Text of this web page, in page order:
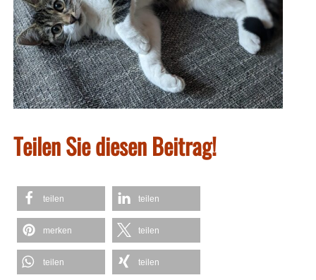
Teilen Sie diesen Beitrag!
teilen teilen
merken teilen
teilen teilen